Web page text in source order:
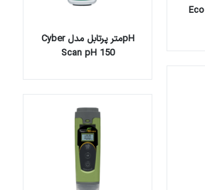
pHمتر پرتابل مدل Eco
pHمتر پرتابل مدل Cyber
Scan pH 150